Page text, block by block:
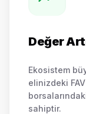
Değer
Ekosistem
elinizdeki
sahiptir.